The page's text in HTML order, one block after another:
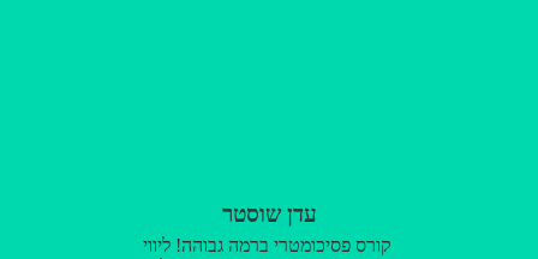
להיות מופתעת ופשוט הייתי גאה
שבחרתי לעבור את הסיוט הזה
שנקרא פסיכומטרי, במקום הטוב
עדן שוסטר
קורס פסיכומטרי ברמה גבוהה! ליווי